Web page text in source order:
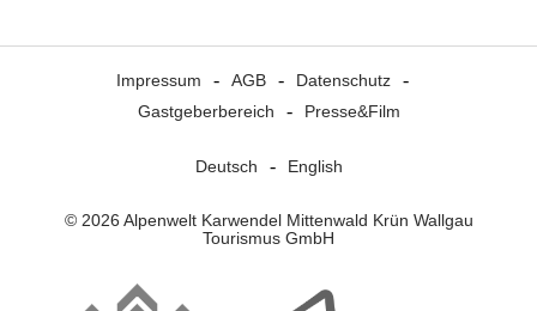
Impressum AGB
Datenschutz
Gastgeberbereich
Presse&Film
Deutsch English
© 2026 Alpenwelt Karwendel Mittenwald Krün Wallgau
Tourismus GmbH